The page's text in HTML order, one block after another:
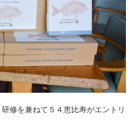
修を兼ねて５４恵比寿がエントリ